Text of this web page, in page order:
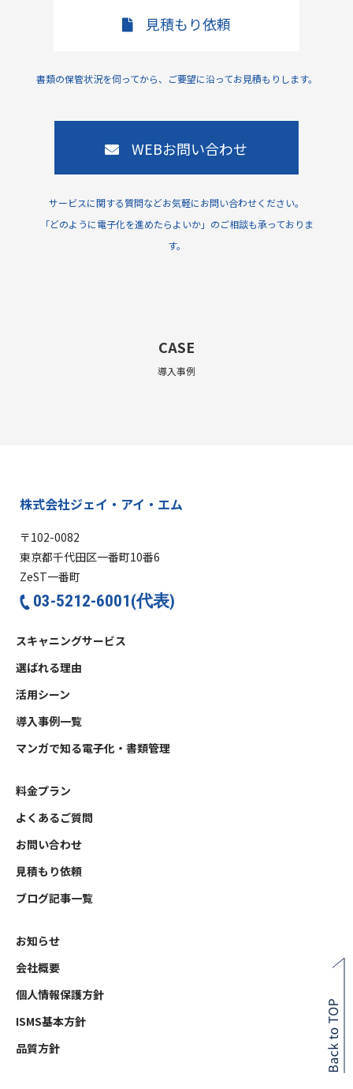
見積もり依頼
書類の保管状況を伺ってから、ご要望に沿ってお見積もりします。
WEBお問い合わせ
サービスに関する質問などお気軽にお問い合わせください。
「どのように電子化を進めたらよいか」のご相談も承っておりま
す。
CASE
導入事例
株式会社ジェイ・アイ・エム
〒102-0082
東京都千代田区一番町10番6
ZeST一番町
03-5212-6001(代表)
スキャニングサービス
選ばれる理由
活用シーン
導入事例一覧
マンガで知る電子化・書類管理
料金プラン
よくあるご質問
お問い合わせ
見積もり依頼
ブログ記事一覧
お知らせ
会社概要
個人情報保護方針
ISMS基本方針
品質方針